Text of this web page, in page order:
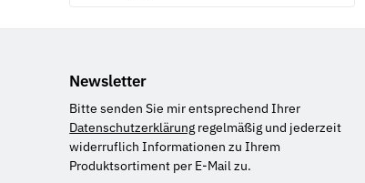
Newsletter
Bitte senden Sie mir entsprechend Ihrer
Datenschutzerklärung regelmäßig und jederzeit
widerruflich Informationen zu Ihrem
Produktsortiment per E-Mail zu.